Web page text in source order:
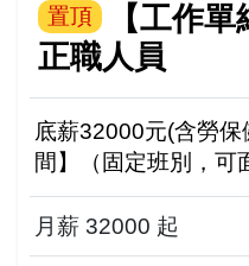
置頂
【工作
正職人員
底薪32000元(含勞保健保)
間】（固定班別，
17:00 ② 10:00－19:00
假制度】...
月薪 32000 起